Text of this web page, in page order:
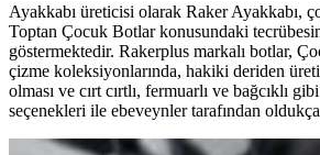
Ayakkabı üreticisi olarak Raker Ayakkabı,
Toptan Çocuk Botlar konusundaki
göstermektedir. Rakerplus markalı botlar,
çizme koleksiyonlarında, hakiki deriden
olması ve cırt cırtlı, fermuarlı ve bağcıklı
seçenekleri ile ebeveynler tarafından